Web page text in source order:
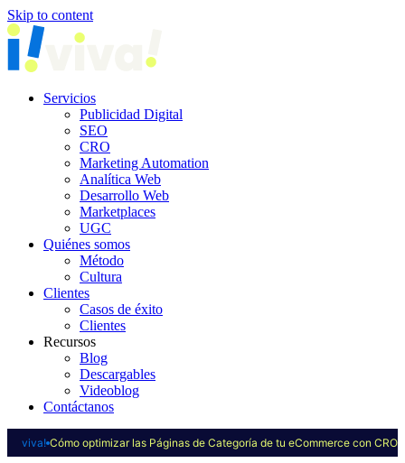
Skip to content
Servicios
Publicidad Digital
SEO
CRO
Marketing Automation
Analítica Web
Desarrollo Web
Marketplaces
UGC
Quiénes somos
Método
Cultura
Clientes
Casos de éxito
Clientes
Recursos
Blog
Descargables
Videoblog
Contáctanos
viva! Cómo optimizar las Páginas de Categoría de tu eCommerce con CRO